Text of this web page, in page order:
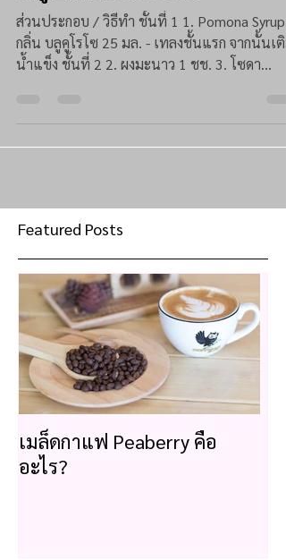
ส่วนประกอบ / วิธีทำ ชั้นที่ 1 1. Pomona Syrup
กลิ่น บลูคูโรโซ 25 มล. - เทลงชั้นแรก จากนั้นเติม
น้ำแข็ง ชั้นที่ 2 2. ผงมะนาว 1 ชช. 3. โซดา...
Featured Posts
เมล็ดกาแฟ Peaberry คือ
อะไร?